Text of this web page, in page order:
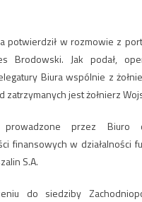
potwierdził w rozmowie z
Brodowski. Jak podał,
Biura wspólnie z
zatrzymanych jest żołnierz
prowadzone przez Biuro
finansowych w działalności
S.A.
do siedziby